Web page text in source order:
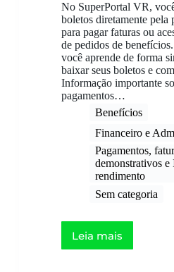
No SuperPortal VR,
boletos diretamente pela
para pagar faturas ou
de pedidos de
você aprende de forma
baixar seus boletos e
Informação importante
pagamentos…
Benefícios
Financeiro e
Pagamentos,
demonstrativos e
rendimento​
Sem categoria
Leia mais